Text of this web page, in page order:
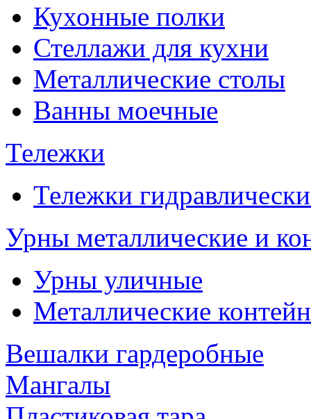
Кухонные полки
Стеллажи для кухни
Металлические столы
Ванны моечные
Тележки
Тележки
Урны металлические и
Урны уличные
Металлические
Вешалки гардеробные
Мангалы